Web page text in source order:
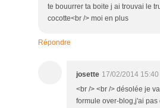
te bouurrer ta boite j ai trouvai le
cocotte<br /> moi en plus
Répondre
josette 17/02/2014 15:40
<br /> <br /> désolée je
formule over-blog,j'ai